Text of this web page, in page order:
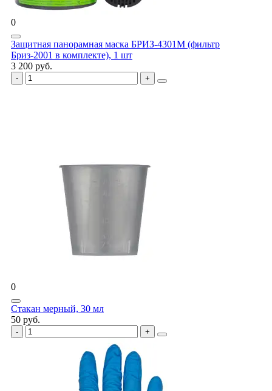
0
Защитная панорамная маска БРИЗ-4301М (фильтр
Бриз-2001 в комплекте), 1 шт
3 200 руб.
0
Стакан мерный, 30 мл
50 руб.